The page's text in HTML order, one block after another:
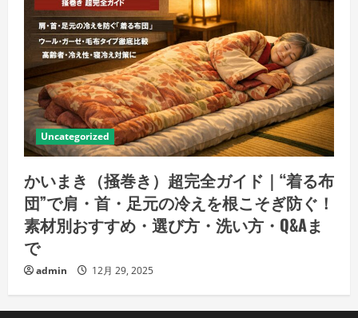
Uncategorized
かいまき（掻巻き）超完全ガイド｜“着る布
団”で肩・首・足元の冷えを根こそぎ防ぐ！
素材別おすすめ・選び方・洗い方・Q&Aま
で
admin 12月 29, 2025